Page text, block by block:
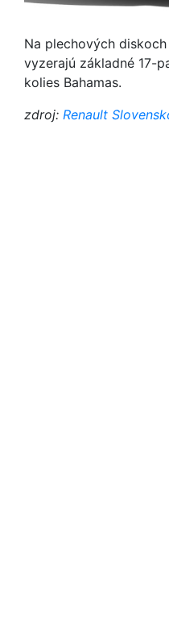
Na plechových
vyzerajú základné 17-
kolies Bahamas.
zdroj: Renault